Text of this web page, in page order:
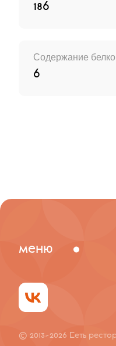
186
Cодержание
6
меню
© 2013-2026 Сеть